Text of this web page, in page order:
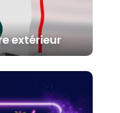
extérieur